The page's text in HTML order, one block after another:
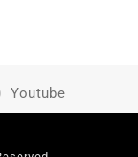
Youtube